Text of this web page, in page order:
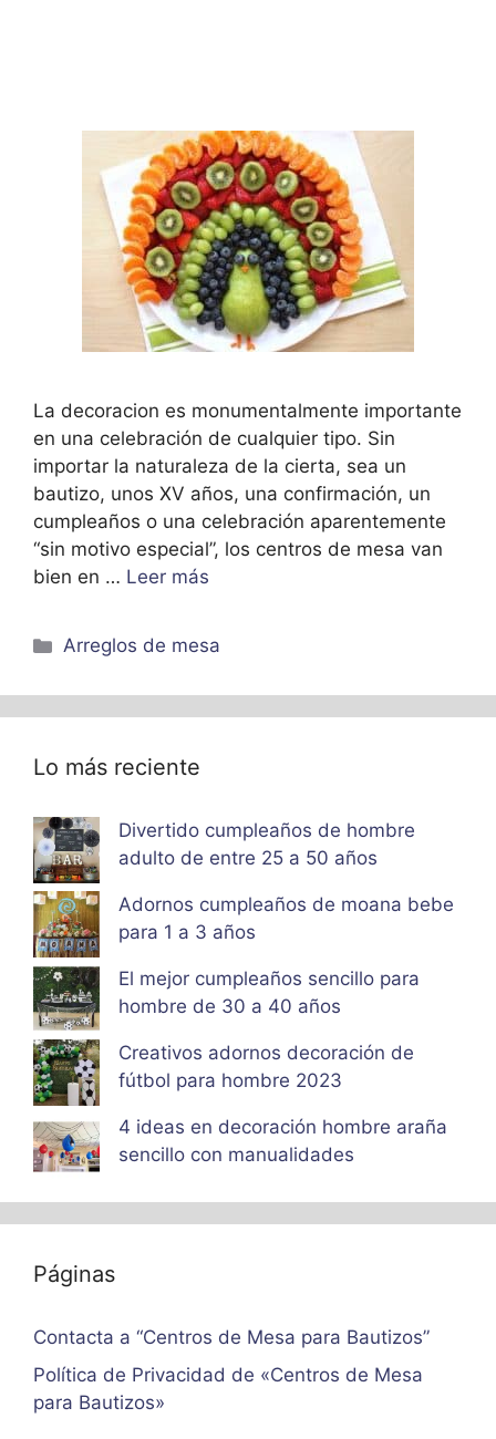
La decoracion es monumentalmente importante
en una celebración de cualquier tipo. Sin
importar la naturaleza de la cierta, sea un
bautizo, unos XV años, una confirmación, un
cumpleaños o una celebración aparentemente
“sin motivo especial”, los centros de mesa van
bien en … Leer más
Categorías
Arreglos de mesa
Lo más reciente
Divertido cumpleaños de hombre
adulto de entre 25 a 50 años
Adornos cumpleaños de moana bebe
para 1 a 3 años
El mejor cumpleaños sencillo para
hombre de 30 a 40 años
Creativos adornos decoración de
fútbol para hombre 2023
4 ideas en decoración hombre araña
sencillo con manualidades
Páginas
Contacta a “Centros de Mesa para Bautizos”
Política de Privacidad de «Centros de Mesa
para Bautizos»